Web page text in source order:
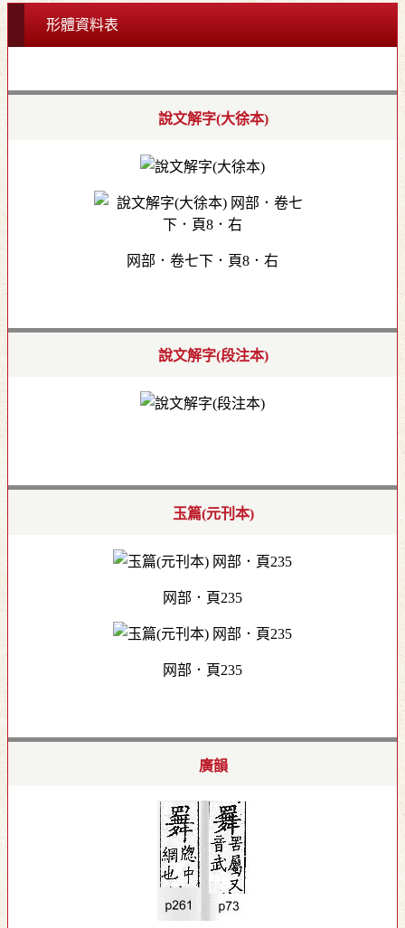
形體資料表
說文解字(大徐本)
网部．卷七下．頁8．右
說文解字(段注本)
玉篇(元刊本)
网部．頁235
网部．頁235
廣韻